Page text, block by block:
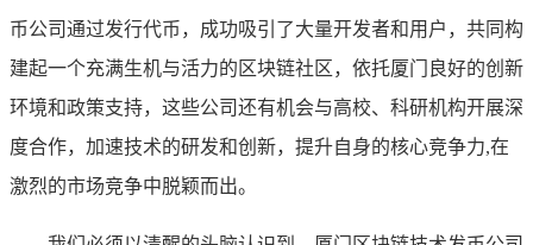
币公司通过发行代币，成功吸引了大量开发者和用户，共同构
建起一个充满生机与活力的区块链社区，依托厦门良好的创新
环境和政策支持，这些公司还有机会与高校、科研机构开展深
度合作，加速技术的研发和创新，提升自身的核心竞争力,在
激烈的市场竞争中脱颖而出。